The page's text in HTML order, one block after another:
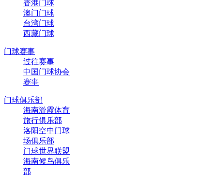
香港门球
澳门门球
台湾门球
西藏门球
门球赛事
过往赛事
中国门球协会
赛事
门球俱乐部
海南游霞体育
旅行俱乐部
洛阳空中门球
场俱乐部
门球世界联盟
海南候鸟俱乐
部